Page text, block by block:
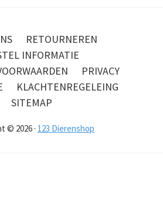
RETOURNEREN
INFORMATIE
PRIVACY
KLACHTENREGELEING
SITEMAP
© 2026 · 123 Dierenshop